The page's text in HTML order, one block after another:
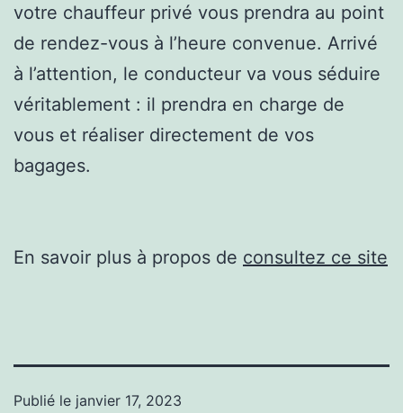
votre chauffeur privé vous prendra au point
de rendez-vous à l’heure convenue. Arrivé
à l’attention, le conducteur va vous séduire
véritablement : il prendra en charge de
vous et réaliser directement de vos
bagages.
En savoir plus à propos de consultez ce site
Publié le janvier 17, 2023